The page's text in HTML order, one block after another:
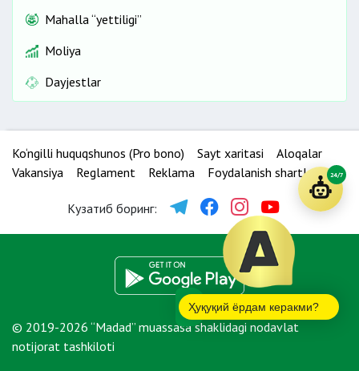
Mahalla “yettiligi”
Moliya
Dayjestlar
Ko‘ngilli huquqshunos (Pro bono) Sayt xaritasi
Aloqalar
Vakansiya
Reglament Reklama Foydalanish shartlari
Кузатиб боринг:
© 2019-2026 “Madad” muassasa shaklidagi nodavlat
notijorat tashkiloti
Ҳуқуқий ёрдам керакми?
24/7